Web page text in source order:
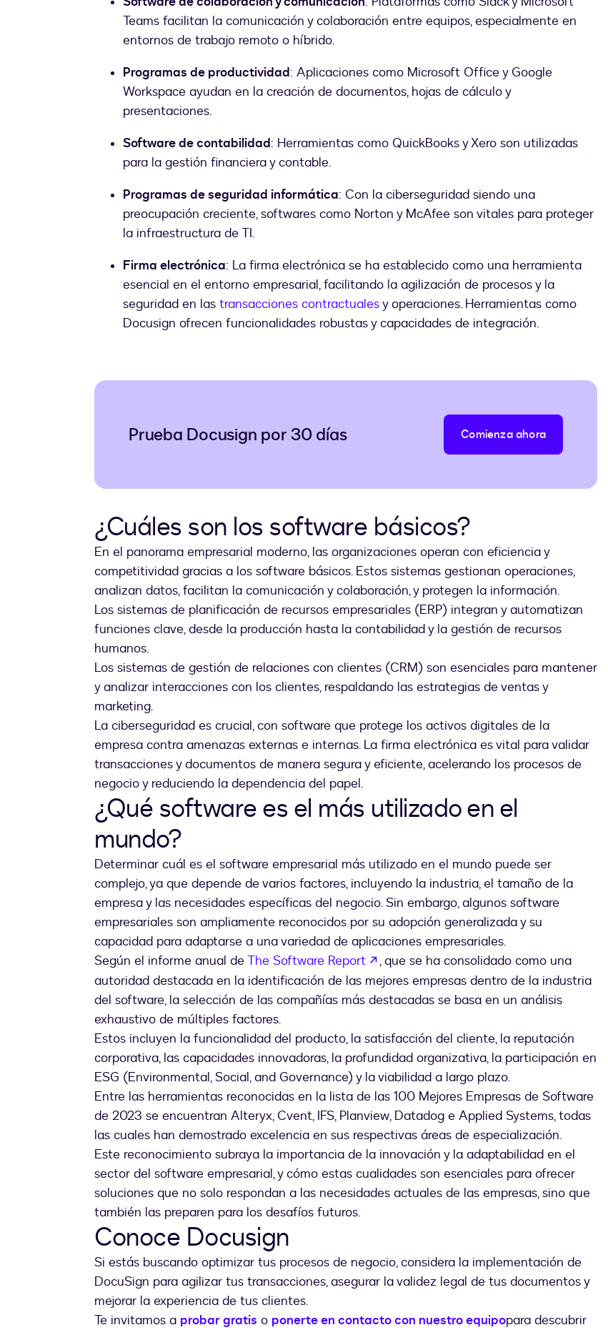
Teams facilitan la comunicación y colaboración entre equipos, especialmente en
entornos de trabajo remoto o híbrido.
Programas de productividad: Aplicaciones como Microsoft Office y Google
Workspace ayudan en la creación de documentos, hojas de cálculo y
presentaciones.
Software de contabilidad: Herramientas como QuickBooks y Xero son utilizadas
para la gestión financiera y contable.
Programas de seguridad informática: Con la ciberseguridad siendo una
preocupación creciente, softwares como Norton y McAfee son vitales para proteger
la infraestructura de TI.
Firma electrónica: La firma electrónica se ha establecido como una herramienta
esencial en el entorno empresarial, facilitando la agilización de procesos y la
seguridad en las transacciones contractualesy operaciones. Herramientas como
Docusign ofrecen funcionalidades robustas y capacidades de integración.
Prueba Docusign por 30 días Comienza ahora
¿Cuáles son los software básicos?
En el panorama empresarial moderno, las organizaciones operan con eficiencia y
competitividad gracias a los software básicos. Estos sistemas gestionan operaciones,
analizan datos, facilitan la comunicación y colaboración, y protegen la información.
Los sistemas de planificación de recursos empresariales (ERP) integran y automatizan
funciones clave, desde la producción hasta la contabilidad y la gestión de recursos
humanos.
Los sistemas de gestión de relaciones con clientes (CRM) son esenciales para mantener
y analizar interacciones con los clientes, respaldando las estrategias de ventas y
marketing.
La ciberseguridad es crucial, con software que protege los activos digitales de la
empresa contra amenazas externas e internas. La firma electrónica es vital para validar
transacciones y documentos de manera segura y eficiente, acelerando los procesos de
negocio y reduciendo la dependencia del papel.
¿Qué software es el más utilizado en el
mundo?
Determinar cuál es el software empresarial más utilizado en el mundo puede ser
complejo, ya que depende de varios factores, incluyendo la industria, el tamaño de la
empresa y las necesidades específicas del negocio. Sin embargo, algunos software
empresariales son ampliamente reconocidos por su adopción generalizada y su
capacidad para adaptarse a una variedad de aplicaciones empresariales.
Según el informe anual deThe Software Report abre em uma nova guia
, que se ha consolidado como una
autoridad destacada en la identificación de las mejores empresas dentro de la industria
del software, la selección de las compañías más destacadas se basa en un análisis
exhaustivo de múltiples factores.
Estos incluyen la funcionalidad del producto, la satisfacción del cliente, la reputación
corporativa, las capacidades innovadoras, la profundidad organizativa, la participación en
ESG (Environmental, Social, and Governance) y la viabilidad a largo plazo.
Entre las herramientas reconocidas en la lista de las 100 Mejores Empresas de Software
de 2023 se encuentran Alteryx, Cvent, IFS, Planview, Datadog e Applied Systems, todas
las cuales han demostrado excelencia en sus respectivas áreas de especialización.
Este reconocimiento subraya la importancia de la innovación y la adaptabilidad en el
sector del software empresarial, y cómo estas cualidades son esenciales para ofrecer
soluciones que no solo respondan a las necesidades actuales de las empresas, sino que
también las preparen para los desafíos futuros.
Conoce Docusign
Si estás buscando optimizar tus procesos de negocio, considera la implementación de
DocuSign para agilizar tus transacciones, asegurar la validez legal de tus documentos y
mejorar la experiencia de tus clientes.
Te invitamos a probar gratis o ponerte en contacto con nuestro equipopara descubrir